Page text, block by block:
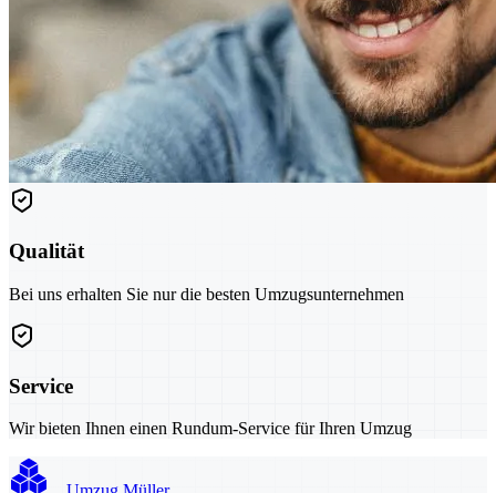
Qualität
Bei uns erhalten Sie nur die besten Umzugsunternehmen
Service
Wir bieten Ihnen einen Rundum-Service für Ihren Umzug